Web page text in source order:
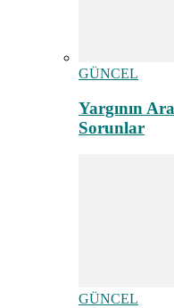
GÜNCEL
Yargının
Sorunlar
GÜNCEL